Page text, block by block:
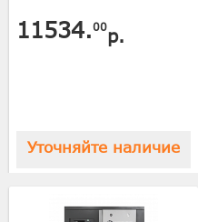
11534.00р.
Уточняйте наличие